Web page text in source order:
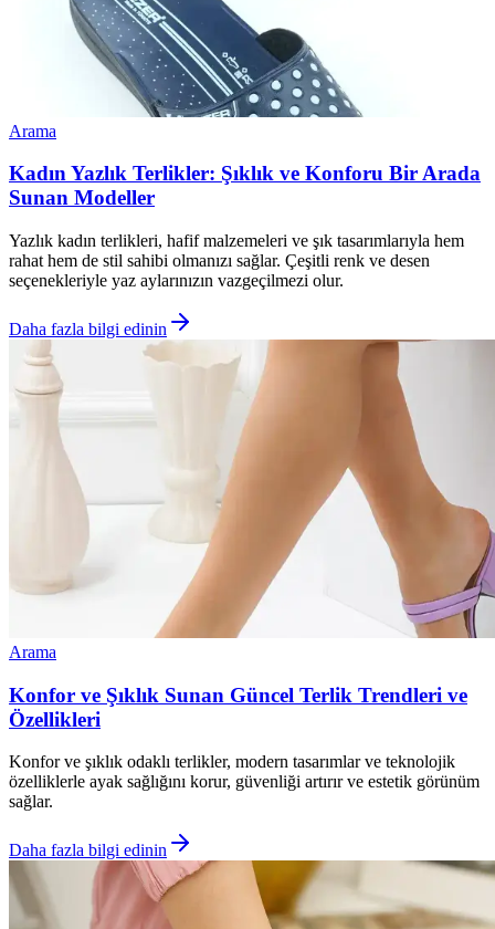
Arama
Kadın Yazlık Terlikler: Şıklık ve Konforu Bir Arada
Sunan Modeller
Yazlık kadın terlikleri, hafif malzemeleri ve şık tasarımlarıyla hem
rahat hem de stil sahibi olmanızı sağlar. Çeşitli renk ve desen
seçenekleriyle yaz aylarınızın vazgeçilmezi olur.
Daha fazla bilgi edinin
Arama
Konfor ve Şıklık Sunan Güncel Terlik Trendleri ve
Özellikleri
Konfor ve şıklık odaklı terlikler, modern tasarımlar ve teknolojik
özelliklerle ayak sağlığını korur, güvenliği artırır ve estetik görünüm
sağlar.
Daha fazla bilgi edinin